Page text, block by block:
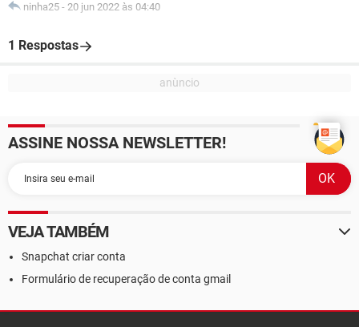
ninha25 - 20 jun 2022 às 04:40
1 Respostas
ASSINE NOSSA NEWSLETTER!
VEJA TAMBÉM
Snapchat criar conta
Formulário de recuperação de conta gmail